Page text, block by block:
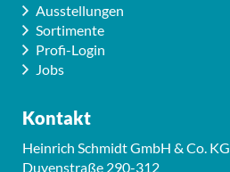
Ausstellungen
Sortimente
Profi-Login
Jobs
Kontakt
Heinrich Schmidt GmbH & Co. KG
Duvenstraße 290-312